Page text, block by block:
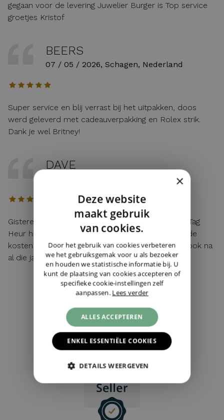
gegaan voor de levering Juwelier Burger is Top service
groetjes Kristof
BEERS
07 / 05 / 2026, Schagen, Nederland
Super service en blij verrast bij het uitpakken, doos
werd geleverd met cadeauverpakking en Rolex strik.
Dank je wel Britney!
DAVE
12 / 04 / 2026, Maastricht, Nederland
Gisteren mijn lege batterij van mijn hier gekochte Tag
Heur horloge laten vervangen. Toen ik vroeg wat de
kosten waren: "service van de zaak!". Top service ook na
al die jaren!
4,5 279 reviews
ALLE BEOORDELINGEN ›
GERMAN
×
Deze website
maakt gebruik
van cookies.
Door het gebruik van cookies verbeteren
we het gebruiksgemak voor u als bezoeker
en houden we statistische informatie bij. U
kunt de plaatsing van cookies accepteren of
specifieke cookie-instellingen zelf
aanpassen. Lees verder
ALLES ACCEPTEREN
ENKEL ESSENTIËLE COOKIES
DETAILS WEERGEVEN